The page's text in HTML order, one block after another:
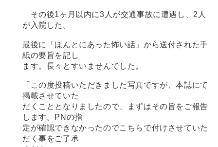
その後1ヶ月以内に3人が交通事故に遭遇し、2人
が入院した。
最後に「ほんとにあった怖い話」から送付された手
紙の要旨を記し
ます。長々とすいませんでした。
「この度投稿いただきました写真ですが、本誌にて
掲載させていた
だくこととなりましたので、まずはその旨をご報告
します。PNの指
定が確認できなかったのでこちらで付けさせていた
だく事をご了承